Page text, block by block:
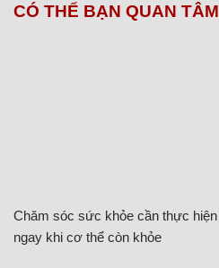
CÓ THỂ BẠN QUAN TÂM
Chăm sóc sức khỏe cần thực hiện
ngay khi cơ thể còn khỏe